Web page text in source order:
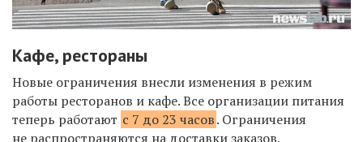
Кафе, рестораны
Новые ограничения внесли изменения в режим
работы ресторанов и кафе. Все организации питания
теперь работают с 7 до 23 часов. Ограничения
не распространяются на доставки заказов,